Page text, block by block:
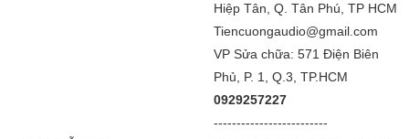
Hiệp Tân, Q. Tân Phú, TP HCM
Tiencuongaudio@gmail.com
VP Sửa chữa: 571 Điện Biên
Phủ, P. 1, Q.3, TP.HCM
0929257227
-------------------------